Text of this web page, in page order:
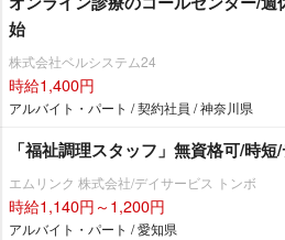
始
株式会社ベルシステム24
時給1,400円
アルバイト・パート / 契約社員 / 神奈川県
「福祉調理スタッフ」無資格可/時
エムリンク 株式会社/デイサービス トンボ
時給1,140円～1,200円
アルバイト・パート / 愛知県